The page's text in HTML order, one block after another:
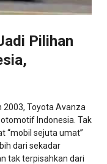
Pilihan
2003, Toyota Avanza
Indonesia. Tak
“mobil sejuta umat”
dari sekadar
tak terpisahkan dari